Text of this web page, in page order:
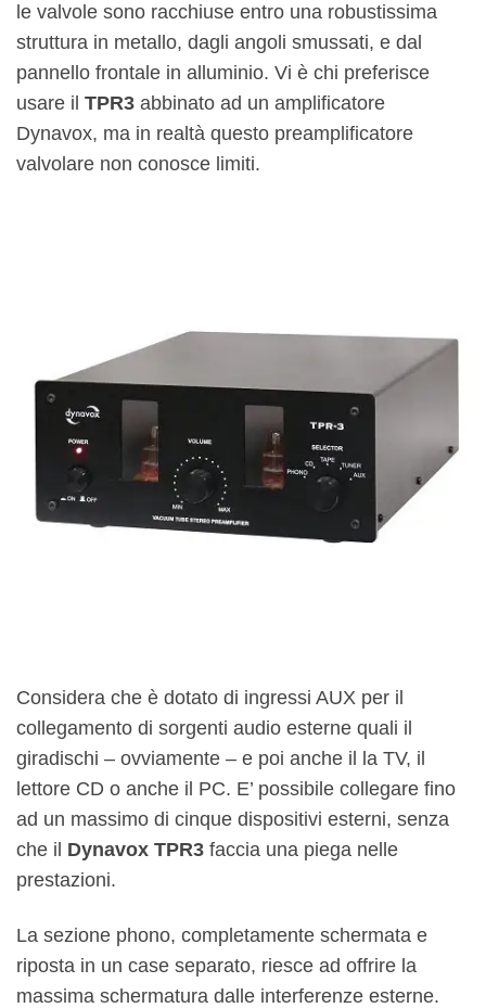
le valvole sono racchiuse entro una robustissima
struttura in metallo, dagli angoli smussati, e dal
pannello frontale in alluminio. Vi è chi preferisce
usare il TPR3 abbinato ad un amplificatore
Dynavox, ma in realtà questo preamplificatore
valvolare non conosce limiti.
Considera che è dotato di ingressi AUX per il
collegamento di sorgenti audio esterne quali il
giradischi – ovviamente – e poi anche il la TV, il
lettore CD o anche il PC. E’ possibile collegare fino
ad un massimo di cinque dispositivi esterni, senza
che il Dynavox TPR3 faccia una piega nelle
prestazioni.
La sezione phono, completamente schermata e
riposta in un case separato, riesce ad offrire la
massima schermatura dalle interferenze esterne.